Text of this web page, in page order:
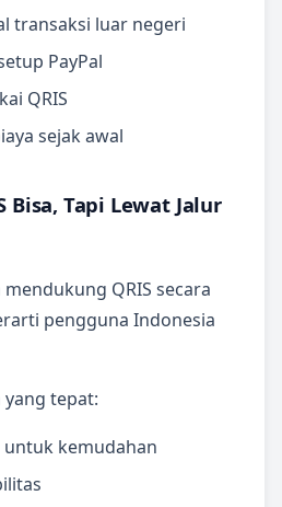
transaksi luar negeri
PayPal
QRIS
sejak awal
Bisa, Tapi Lewat Jalur
QRIS secara
pengguna Indonesia
tepat:
untuk kemudahan